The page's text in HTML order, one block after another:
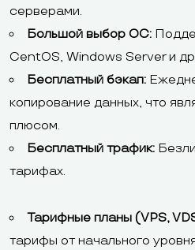
серверами.
Большой выбор ОС:
CentOS, Windows Server и
Бесплатный бэкап:
копирование данных, что
плюсом.
Бесплатный трафик:
тарифах.
Тарифные планы (VPS,
тарифы от начального